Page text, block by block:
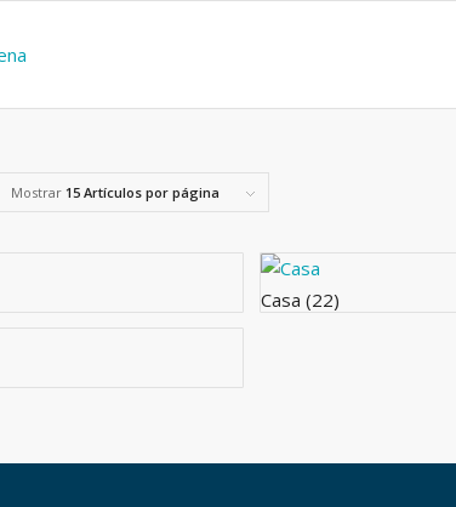
Mostrar 15 Artículos por página
Casa (22)